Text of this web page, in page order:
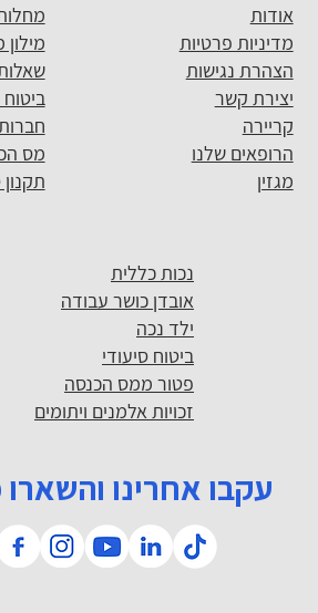
אודות
מדיניות פרטיות
הצהרת נגישות
יצירת קשר
קריירה
הרופאים שלנו
מגזין
מילון
מס
נכות כללית
אובדן כושר עבודה
ילד נכה
ביטוח סיעודי
פטור ממס הכנסה
זכויות אלמנים ויתומים
עקבו אחרינו